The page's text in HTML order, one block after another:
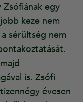
egy
keze nem
sérültség nem
is. Zsófi
évesen